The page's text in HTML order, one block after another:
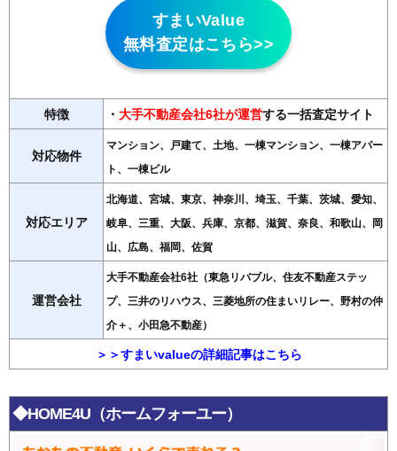
すまいValue
無料査定はこちら>>
特徴 ・ 大手不動産会社6社が運営する一括査定サイト
対応物件
マンション、戸建て、土地、一棟マンション、一棟アパー
ト、一棟ビル
対応エリア
北海道、宮城、東京、神奈川、埼玉、千葉、茨城、愛知、
岐阜、三重、大阪、兵庫、京都、滋賀、奈良、和歌山、岡
山、広島、福岡、佐賀
運営会社
大手不動産会社6社（東急リバブル、住友不動産ステッ
プ、三井のリハウス、三菱地所の住まいリレー、野村の仲
介＋、小田急不動産）
＞＞すまいvalueの詳細記事はこちら
◆HOME4U（ホームフォーユー）